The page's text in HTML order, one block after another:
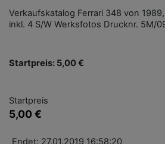
Verkaufskatalog Ferrari 348 von
inkl. 4 S/W Werksfotos Drucknr. 5M/
Startpreis: 5,00 €
Startpreis
5,00 €
Endet: 27.01.2019 16:58:20